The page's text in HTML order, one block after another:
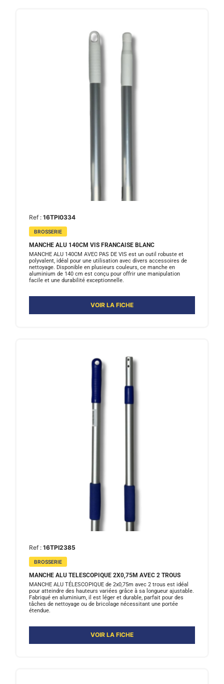
Ref : 16TPI0334
BROSSERIE
MANCHE ALU 140CM VIS FRANCAISE BLANC
MANCHE ALU 140CM AVEC PAS DE VIS est un outil robuste et
polyvalent, idéal pour une utilisation avec divers accessoires de
nettoyage. Disponible en plusieurs couleurs, ce manche en
aluminium de 140 cm est conçu pour offrir une manipulation
facile et une durabilité exceptionnelle.
VOIR LA FICHE
Ref : 16TPI2385
BROSSERIE
MANCHE ALU TELESCOPIQUE 2X0,75M AVEC 2 TROUS
MANCHE ALU TÉLESCOPIQUE de 2x0,75m avec 2 trous est idéal
pour atteindre des hauteurs variées grâce à sa longueur ajustable.
Fabriqué en aluminium, il est léger et durable, parfait pour des
tâches de nettoyage ou de bricolage nécessitant une portée
étendue.
VOIR LA FICHE